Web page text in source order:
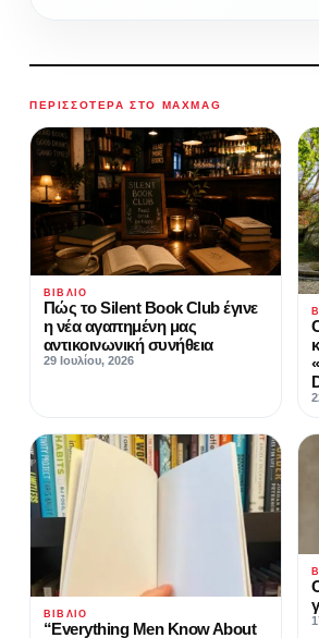
ΠΕΡΙΣΣΌΤΕΡΑ ΣΤΟ MAXMAG
ΒΙΒΛΊΟ
Πώς το Silent Book Club έγινε
η νέα αγαπημένη μας
αντικοινωνική συνήθεια
29 Ιουλίου, 2026
ΒΙΒΛΊΟ
“Everything Men Know About